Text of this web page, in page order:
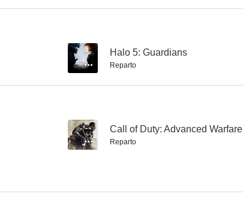
-- Halo 5: Guardians
Reparto
-- Call of Duty: Advanced Warfare
Reparto